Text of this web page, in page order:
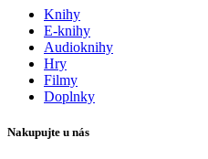
Knihy
E-knihy
Audioknihy
Hry
Filmy
Doplnky
Nakupujte u nás